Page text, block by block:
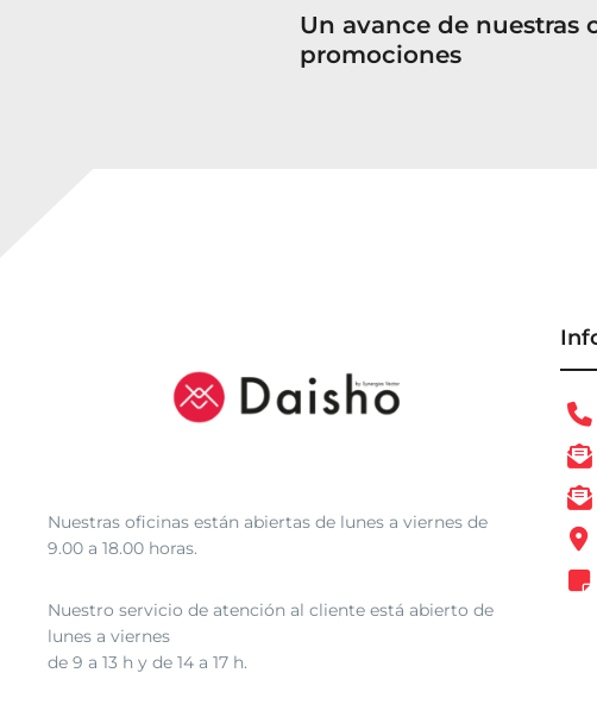
Un avance de nuestras
promociones
Nuestras oficinas están abiertas de lunes a viernes de
9.00 a 18.00 horas.
Nuestro servicio de atención al cliente está abierto de
lunes a viernes
de 9 a 13 h y de 14 a 17 h.